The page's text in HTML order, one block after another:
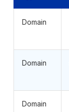
Domain
Domain
Domain